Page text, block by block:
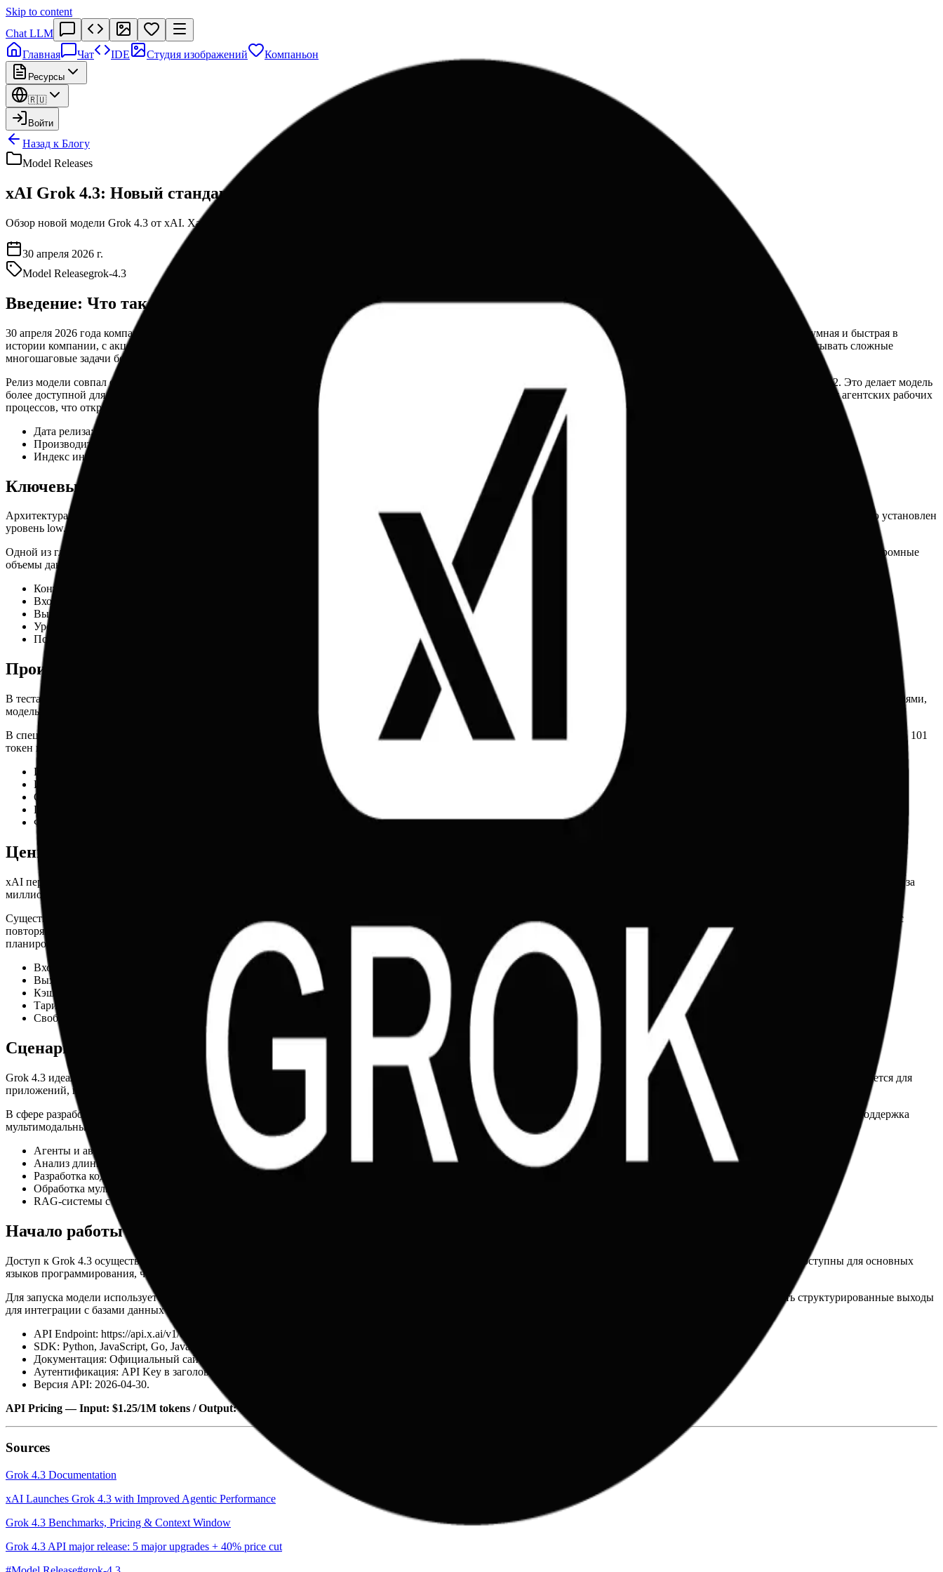
Skip to content
Chat LLM
Главная
Чат IDE Студия изображений Компаньон
Ресурсы
🇷🇺
Войти
Назад к Блогу
Model Releases
xAI Grok 4.3: Новый стандарт аналитического интеллекта для разработчиков
Обзор новой модели Grok 4.3 от xAI. Характеристики, бенчмарки, API цены и сценарии использования для сложных агентов.
30 апреля 2026 г.
Model Releasegrok-4.3
Введение: Что такое Grok 4.3 и почему это важно
30 апреля 2026 года компания xAI официально представила Grok 4.3, которая стала флагманской моделью общего назначения. Эта модель позиционируется как самая умная и быстрая в
истории компании, с акцентом на логическое мышление и точность фактов. Для разработчиков и инженеров AI это означает доступ к инструменту, способному обрабатывать сложные
многошаговые задачи без потери качества.
Релиз модели совпал с масштабным обновлением API, которое включает снижение цен на входные данные примерно на 40% по сравнению с предыдущей версией Grok 4.2. Это делает модель
более доступной для коммерческих проектов, требующих высокой интеллектуальной производительности. В отличие от многих конкурентов, Grok 4.3 оптимизирована для агентских рабочих
процессов, что открывает новые возможности для автоматизации.
Дата релиза: 30 апреля 2026 года.
Производительность: 101 токен в секунду.
Индекс интеллекта: 53 баллов (Artificial Analysis Intelligence Index).
Ключевые особенности и архитектура
Архитектура Grok 4.3 спроектирована с учетом требований современных агентов. Модель поддерживает настраиваемые уровни усилий (none, low, medium, high), где по умолчанию установлен
уровень low. Это позволяет разработчикам балансировать между скоростью ответа и глубиной рассуждений в зависимости от задачи.
Одной из главных технических характеристик является контекстное окно на 1 миллион токенов без ограничения на длину выходного ответа. Это позволяет модели обрабатывать огромные
объемы данных, такие как длинные технические отчеты, многостраничные документы или часовые видеозаписи, сохраняя контекст на протяжении всего взаимодействия.
Контекстное окно: 1 000 000 токенов.
Вход: Текст и изображения.
Выход: Только текст.
Уровни усилий: none, low, medium, high.
Поддержка кэширования запросов.
Производительность и бенчмарки
В тестах Grok 4.3 демонстрирует впечатляющие результаты, занимая 11-е место среди 544 опубликованных моделей по общему индексу интеллекта. По сравнению с предыдущими версиями,
модель показала значительный рост в задачах, требующих глубокого анализа и логического вывода.
В специализированных тестах индекс кодинга составляет 41.0, что подтверждает высокую эффективность модели в задачах разработки программного обеспечения. Скорость генерации в 101
токен в секунду обеспечивает практически мгновенные ответы для большинства пользовательских сценариев, что критически важно для интерактивных приложений.
Индекс интеллекта: 53.
Индекс кодинга: 41.0.
Скорость: 101 токен/сек.
Галлюцинации: Отраслевые лидеры по точности.
Функционал: Вызов функций и структурированные выходы.
Цены и тарификация API
xAI пересмотрела свою модель ценообразования, предложив более конкурентные тарифы для разработчиков. Стандартная стоимость обработки входных данных составляет 1.25 доллара за
миллион токенов, а выходных данных — 2.50 доллара за миллион токенов. Это делает модель одной из наиболее эффективных в своем классе.
Существует также тарификация для кэшированных запросов, где стоимость входных токенов снижается до 0.20 доллара за миллион, что позволяет существенно сэкономить при работе с
повторяющимися контекстами. Важно отметить, что для запросов, превышающих 200 000 токенов в совокупности, применяется более высокая ставка, что требует внимательного
планирования бюджета для больших задач.
Вход: $1.25 / 1M токенов.
Выход: $2.50 / 1M токенов.
Кэш-хит: $0.20 / 1M токенов.
Тарификация >200k токенов: Повышенная ставка.
Свободный уровень: Н/A.
Сценарии использования
Grok 4.3 идеально подходит для агентских рабочих процессов, где требуется выполнение многошаговых инструкций. Благодаря высокой фактической точности, модель рекомендуется для
приложений, где критична достоверность данных, таких как юридический анализ или финансовая отчетность.
В сфере разработки Grok 4.3 может использоваться для глубокого анализа кода, рефакторинга больших проектов и написания документации на основе длинных репозиториев. Поддержка
мультимодальных входов позволяет интегрировать обработку изображений и видео в пайплайны обработки данных, расширяя возможности автоматизации.
Агенты и автоматизация рабочих процессов.
Анализ длинных документов и глубокие исследования.
Разработка кода и рефакторинг.
Обработка мультимедиа (текст и изображения).
RAG-системы с большим контекстом.
Начало работы с моделью
Доступ к Grok 4.3 осуществляется через официальный API xAI. Разработчикам необходимо зарегистрироваться в консоли разработчика и получить API ключ. SDK доступны для основных
языков программирования, что упрощает интеграцию в существующие проекты.
Для запуска модели используется стандартный эндпоинт, поддерживающий параметры для настройки уровня усилий и кэширования. Рекомендуется использовать структурированные выходы
для интеграции с базами данных и внешними сервисами. Полная документация и примеры кода доступны на официальном портале разработчиков xAI.
API Endpoint: https://api.x.ai/v1/chat/completions
SDK: Python, JavaScript, Go, Java.
Документация: Официальный сайт xAI.
Аутентификация: API Key в заголовках.
Версия API: 2026-04-30.
API Pricing — Input: $1.25/1M tokens / Output: $2.50/1M tokens / Context: 1,000,000
Sources
Grok 4.3 Documentation
xAI Launches Grok 4.3 with Improved Agentic Performance
Grok 4.3 Benchmarks, Pricing & Context Window
Grok 4.3 API major release: 5 major upgrades + 40% price cut